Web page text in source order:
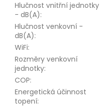
Hlučnost vnitřní jednotky
- dB(A):
Hlučnost venkovní -
dB(A):
WiFi:
Rozměry venkovní
jednotky:
COP:
Energetická účinnost
topení: